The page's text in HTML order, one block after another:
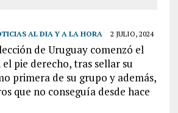
AL DIA Y A LA HORA 2 JULIO, 2024
de Uruguay comenzó el
pie derecho, tras sellar su
primera de su grupo y además,
que no conseguía desde hace